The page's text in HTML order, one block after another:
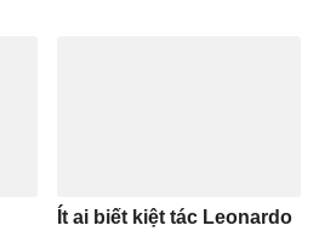
Ít ai biết kiệt tác Leonardo